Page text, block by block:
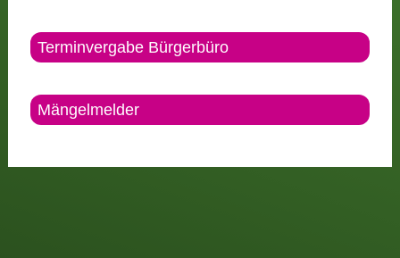
Terminvergabe Bürgerbüro
Mängelmelder